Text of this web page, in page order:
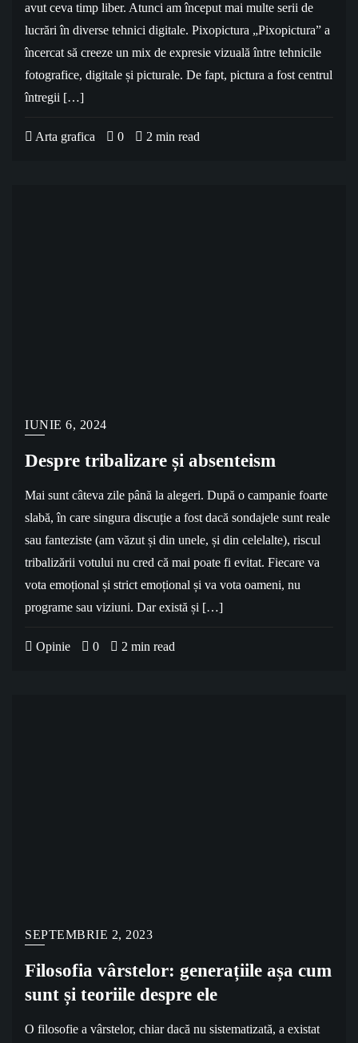
avut ceva timp liber. Atunci am început mai multe serii de
lucrări în diverse tehnici digitale. Pixopictura „Pixopictura” a
încercat să creeze un mix de expresie vizuală între tehnicile
fotografice, digitale și picturale. De fapt, pictura a fost centrul
întregii […]
Arta grafica 0 2 min read
IUNIE 6, 2024
Despre tribalizare și absenteism
Mai sunt câteva zile până la alegeri. După o campanie foarte
slabă, în care singura discuție a fost dacă sondajele sunt reale
sau fanteziste (am văzut și din unele, și din celelalte), riscul
tribalizării votului nu cred că mai poate fi evitat. Fiecare va
vota emoțional și strict emoțional și va vota oameni, nu
programe sau viziuni. Dar există și […]
Opinie 0 2 min read
SEPTEMBRIE 2, 2023
Filosofia vârstelor: generațiile așa cum
sunt și teoriile despre ele
O filosofie a vârstelor, chiar dacă nu sistematizată, a existat